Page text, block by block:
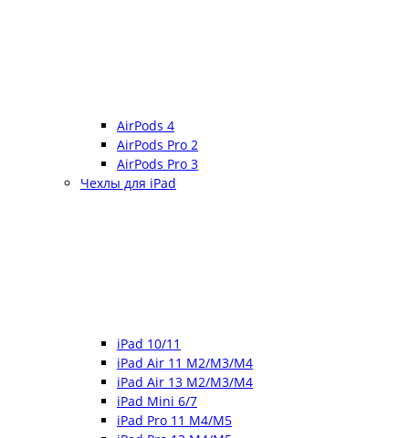
AirPods 4
AirPods Pro 2
AirPods Pro 3
Чехлы для iPad
iPad 10/11
iPad Air 11 M2/M3/M4
iPad Air 13 M2/M3/M4
iPad Mini 6/7
iPad Pro 11 M4/M5